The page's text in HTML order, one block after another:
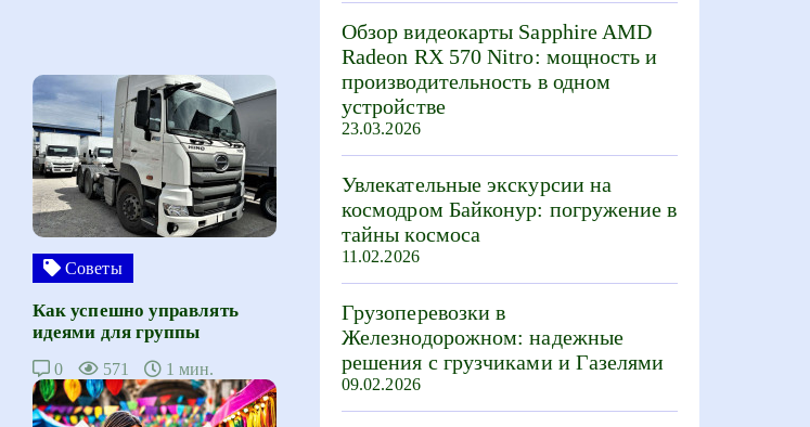
Советы
Как успешно управлять
идеями для группы
0 571 1 мин.
Обзор видеокарты Sapphire AMD
Radeon RX 570 Nitro: мощность и
производительность в одном
устройстве
23.03.2026
Увлекательные экскурсии на
космодром Байконур: погружение в
тайны космоса
11.02.2026
Грузоперевозки в
Железнодорожном: надежные
решения с грузчиками и Газелями
09.02.2026